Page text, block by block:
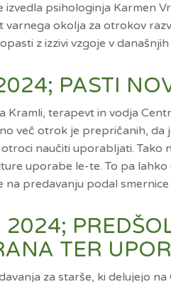
izvedla psihologinja Karmen
varnega okolja za otrokov
z izzivi vzgoje v današnjih
PASTI
Kramli, terapevt in vodja
več otrok je prepričanih,
naučiti uporabljati. Tako
uporabe le-te. To pa
na predavanju podal
TER
za starše, ki delujejo